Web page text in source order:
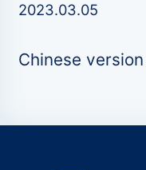
2023.03.05
Chinese